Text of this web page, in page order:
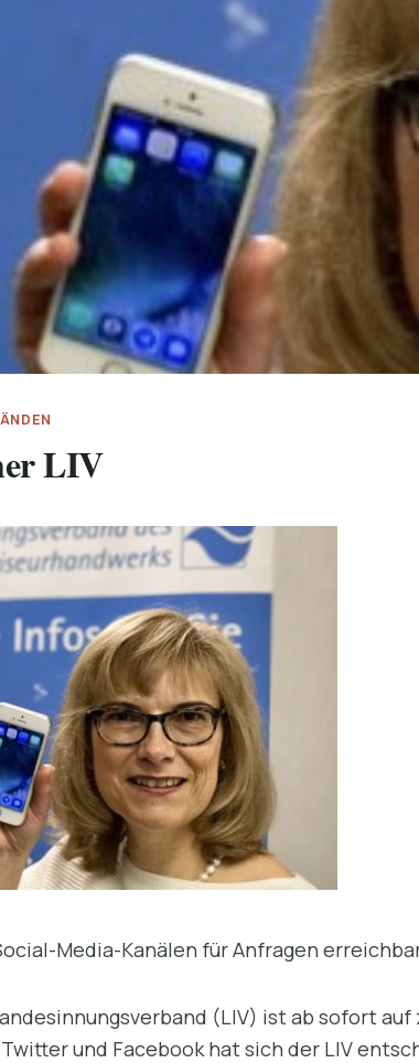
LIV
Media-Kanälen für Anfragen
(LIV) ist ab sofort
und Facebook hat sich der LIV